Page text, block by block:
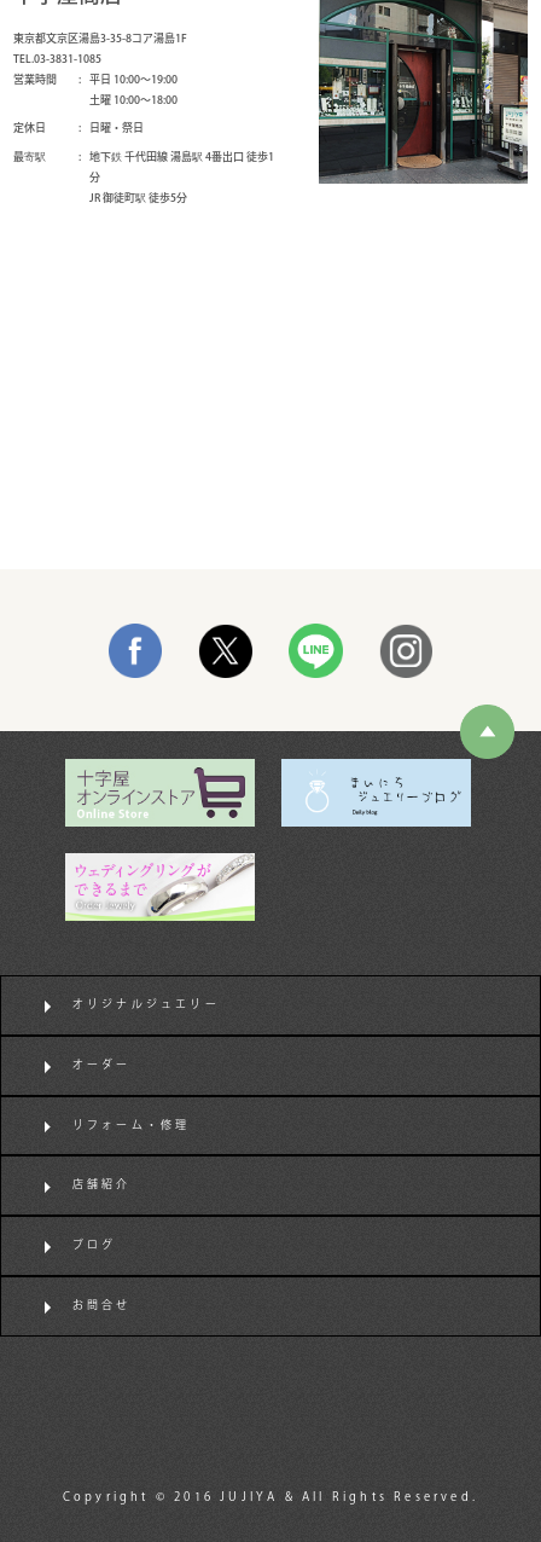
東京都文京区湯島3-35-8コア湯島1F
TEL.03-3831-1085
営業時間
平日 10:00～19:00
土曜 10:00～18:00
定休日
日曜・祭日
最寄駅
地下鉄 千代田線 湯島駅 4番出口 徒歩1
分
JR 御徒町駅 徒歩5分
オリジナルジュエリー
オーダー
リフォーム・修理
店舗紹介
ブログ
お問合せ
Copyright © 2016 JUJIYA & All Rights Reserved.